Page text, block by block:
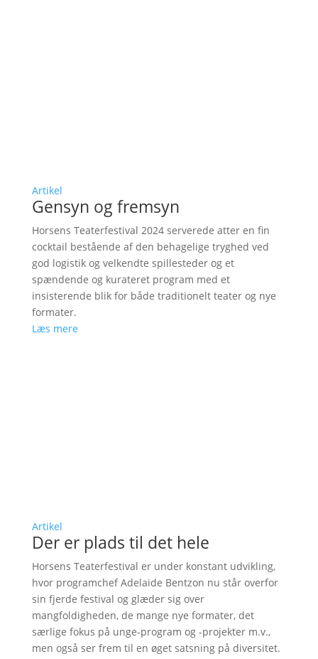
Artikel
Gensyn og fremsyn
Horsens Teaterfestival 2024 serverede atter en fin
cocktail bestående af den behagelige tryghed ved
god logistik og velkendte spillesteder og et
spændende og kurateret program med et
insisterende blik for både traditionelt teater og nye
formater.
Læs mere
Artikel
Der er plads til det hele
Horsens Teaterfestival er under konstant udvikling,
hvor programchef Adelaide Bentzon nu står overfor
sin fjerde festival og glæder sig over
mangfoldigheden, de mange nye formater, det
særlige fokus på unge-program og -projekter m.v.,
men også ser frem til en øget satsning på diversitet.